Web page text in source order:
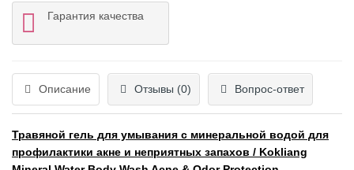
Гарантия качества
Описание Отзывы (0) Вопрос-ответ
Травяной гель для умывания с минеральной водой для
профилактики акне и неприятных запахов / Kokliang